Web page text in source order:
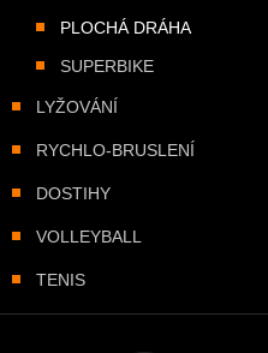
PLOCHÁ DRÁHA
SUPERBIKE
LYŽOVÁNÍ
RYCHLO-BRUSLENÍ
DOSTIHY
VOLLEYBALL
TENIS